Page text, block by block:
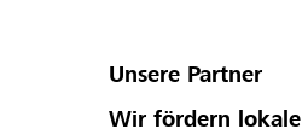
Unsere Partner
Wir fördern lokale